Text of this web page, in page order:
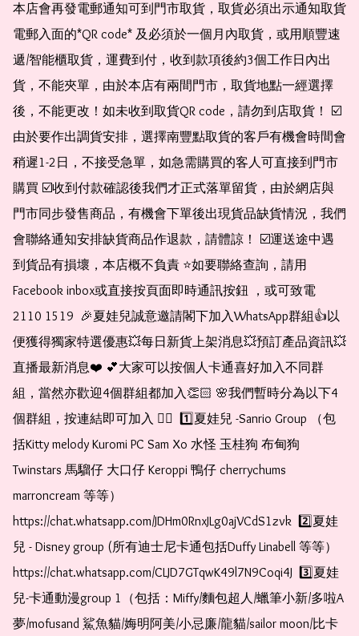
本店會再發電郵通知可到門市取貨，取貨必須出示通知取貨
電郵入面的*QR code* 及必須於一個月內取貨，或用順豐速
遞/智能櫃取貨，運費到付，收到款項後約3個工作日內出
貨，不能夾單，由於本店有兩間門市，取貨地點一經選擇
後，不能更改！如未收到取貨QR code，請勿到店取貨！ ☑️
由於要作出調貨安排，選擇南豐點取貨的客戶有機會時間會
稍遲1-2日，不接受急單，如急需購買的客人可直接到門市
購買 ☑️收到付款確認後我們才正式落單留貨，由於網店與
門市同步發售商品，有機會下單後出現貨品缺貨情況，我們
會聯絡通知安排缺貨商品作退款，請體諒！ ☑️運送途中遇
到貨品有損壞，本店概不負責 ⭐️如要聯絡查詢，請用
Facebook inbox或直接按頁面即時通訊按鈕 ，或可致電
2110 1519  🎉夏娃兒誠意邀請閣下加入WhatsApp群組👍以
便獲得獨家特選優惠💥每日新貨上架消息💥預訂產品資訊💥
直播最新消息❤️ 💕大家可以按個人卡通喜好加入不同群
組，當然亦歡迎4個群組都加入👏🏻 🌸我們暫時分為以下4
個群組，按連結即可加入 👇🏻  1️⃣夏娃兒 -Sanrio Group （包
括Kitty melody Kuromi PC Sam Xo 水怪 玉桂狗 布甸狗
Twinstars 馬騮仔 大口仔 Keroppi 鴨仔 cherrychums
marroncream 等等）
https://chat.whatsapp.com/JDHm0RnxJLg0ajVCdS1zvk  2️⃣夏娃
兒 - Disney group (所有迪士尼卡通包括Duffy Linabell 等等）
https://chat.whatsapp.com/CLJD7GTqwK49l7N9Coqi4J  3️⃣夏娃
兒-卡通動漫group 1（包括：Miffy/麵包超人/蠟筆小新/多啦A
夢/mofusand 鯊魚貓/娒明阿美/小忌廉/龍貓/sailor moon/比卡